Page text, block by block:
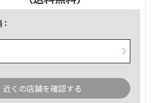
近くの店舗を確認する